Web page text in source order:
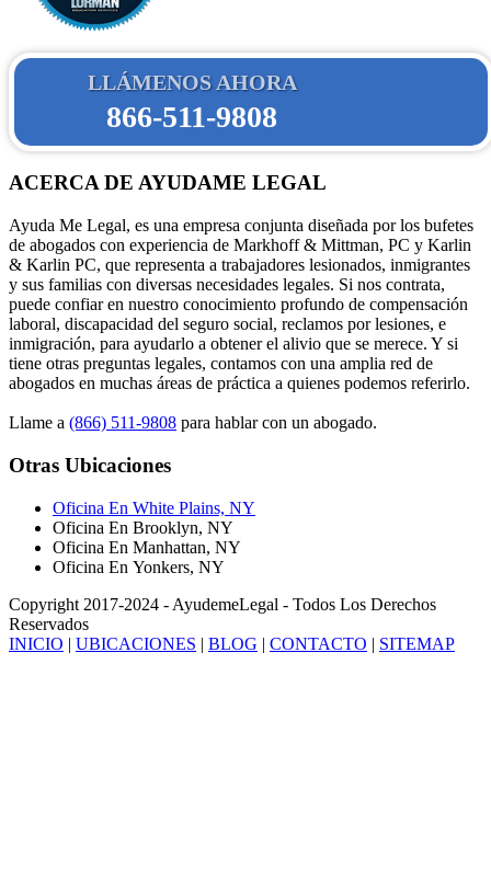
LLÁMENOS AHORA
866-511-9808
ACERCA DE AYUDAME LEGAL
Ayuda Me Legal, es una empresa conjunta diseñada por los bufetes
de abogados con experiencia de Markhoff & Mittman, PC y Karlin
& Karlin PC, que representa a trabajadores lesionados, inmigrantes
y sus familias con diversas necesidades legales. Si nos contrata,
puede confiar en nuestro conocimiento profundo de compensación
laboral, discapacidad del seguro social, reclamos por lesiones, e
inmigración, para ayudarlo a obtener el alivio que se merece. Y si
tiene otras preguntas legales, contamos con una amplia red de
abogados en muchas áreas de práctica a quienes podemos referirlo.
Llame a (866) 511-9808 para hablar con un abogado.
Otras Ubicaciones
Oficina En White Plains, NY
Oficina En Brooklyn, NY
Oficina En Manhattan, NY
Oficina En Yonkers, NY
Copyright 2017-2024 - AyudemeLegal - Todos Los Derechos
Reservados
INICIO | UBICACIONES | BLOG | CONTACTO | SITEMAP